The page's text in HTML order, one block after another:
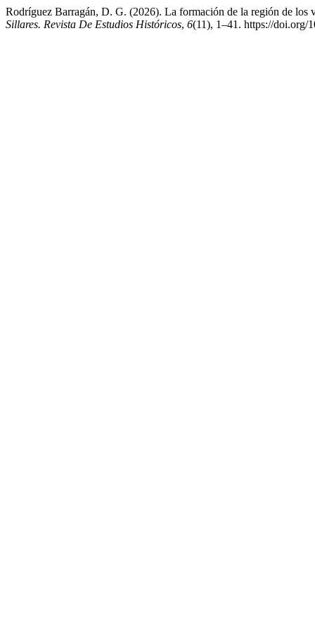
Rodríguez Barragán, D. G. (2026). La formación de la región de
Sillares. Revista De Estudios Históricos, 6(11), 1–41. https://doi.org/